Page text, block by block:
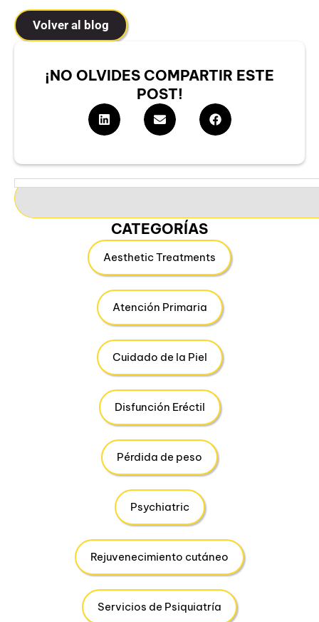
Volver al blog
¡NO OLVIDES COMPARTIR ESTE
POST!
CATEGORÍAS
Aesthetic Treatments
Atención Primaria
Cuidado de la Piel
Disfunción Eréctil
Pérdida de peso
Psychiatric
Rejuvenecimiento cutáneo
Servicios de Psiquiatría